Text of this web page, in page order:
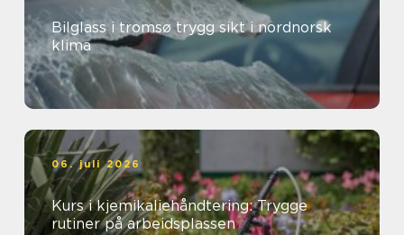
Bilglass i tromsø trygg sikt i nordnorsk
klima
06. juli 2026
Kurs i kjemikaliehåndtering: Trygge
rutiner på arbeidsplassen